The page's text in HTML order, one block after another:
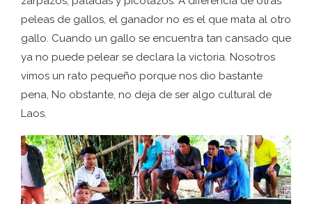
peleas de gallos, el ganador no es el que mata al otro
gallo. Cuando un gallo se encuentra tan cansado que
ya no puede pelear se declara la victoria. Nosotros
vimos un rato pequeño porque nos dio bastante
pena, No obstante, no deja de ser algo cultural de
Laos.